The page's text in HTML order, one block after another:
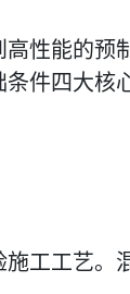
性能的
件四大核
工工艺